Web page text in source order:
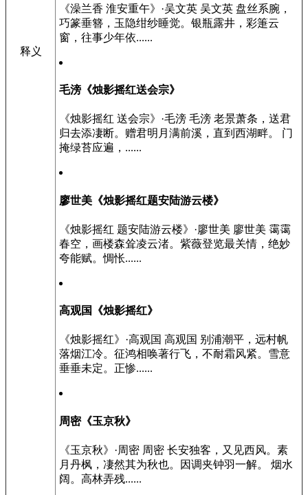
释义
《澡兰香 淮安重午》·吴文英 吴文英 盘丝系腕，
巧篆垂簪，玉隐绀纱睡觉。银瓶露井，彩箑云
窗，往事少年依......
毛滂《烛影摇红送会宗》
《烛影摇红 送会宗》·毛滂 毛滂 老景萧条，送君
归去添凄断。赠君明月满前溪，直到西湖畔。 门
掩绿苔应遍，......
廖世美《烛影摇红题安陆游云楼》
《烛影摇红 题安陆游云楼》·廖世美 廖世美 霭霭
春空，画楼森耸凌云渚。紫薇登览最关情，绝妙
夸能赋。惆怅......
高观国《烛影摇红》
《烛影摇红》·高观国 高观国 别浦潮平，远村帆
落烟江冷。征鸿相唤著行飞，不耐霜风紧。雪意
垂垂未定。正惨......
周密《玉京秋》
《玉京秋》·周密 周密 长安独客，又见西风。素
月丹枫，凄然其为秋也。因调夹钟羽一解。 烟水
阔。高林弄残......